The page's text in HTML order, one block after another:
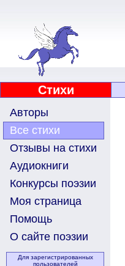
Стихи
Авторы
Все стихи
Отзывы на стихи
Аудиокниги
Конкурсы поэзии
Моя страница
Помощь
О сайте поэзии
Для зарегистрированных
пользователей